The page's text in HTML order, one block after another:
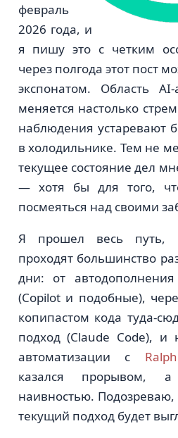
февраль
2026 года, и
я пишу это с четким
через полгода этот пост
экспонатом. Область AI-
меняется настолько
наблюдения устаревают
в холодильнике. Тем не
текущее состояние дел
— хотя бы для того,
посмеяться над своими
Я прошел весь путь,
проходят большинство
дни: от
(Copilot и подобные),
копипастом кода туда-
подход (Claude Code), и
автоматизации с
казался прорывом,
наивностью. Подозреваю,
текущий подход будет